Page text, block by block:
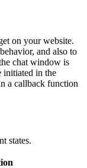
on your website.
and also to
chat window is
initiated in the
a callback function
states.